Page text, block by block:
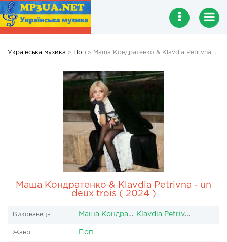
Українська музика » Поп » Маша Кондратенко & Klavdia Petrivna - un deux trois ( 2024 )
Маша Кондратенко & Klavdia Petrivna - un
deux trois ( 2024 )
Виконавець: Маша Кондратенко Klavdia Petrivna
Жанр: Поп